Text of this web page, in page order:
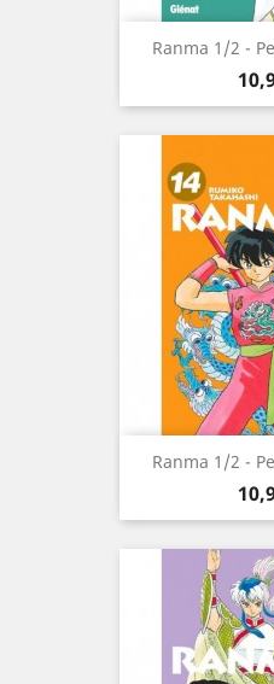
Ranma 1/2 -
Prix
Ranma 1/2 -
Prix